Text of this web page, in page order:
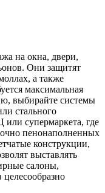
на окна, двери,
Они защитят
а также
максимальная
выбирайте системы
стального
супермаркета, где
пенонаполненных
конструкции,
выставлять
салоны,